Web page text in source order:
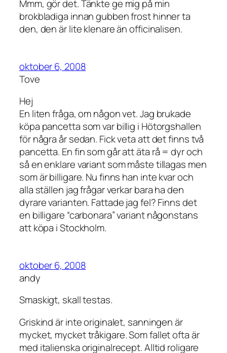
Mmm, gör det. Tänkte ge mig på min
brokbladiga innan gubben frost hinner ta
den, den är lite klenare än officinalisen.
oktober 6, 2008
Tove
Hej
En liten fråga, om någon vet. Jag brukade
köpa pancetta som var billig i Hötorgshallen
för några år sedan. Fick veta att det finns två
pancetta. En fin som går att äta rå = dyr och
så en enklare variant som måste tillagas men
som är billigare. Nu finns han inte kvar och
alla ställen jag frågar verkar bara ha den
dyrare varianten. Fattade jag fel? Finns det
en billigare “carbonara” variant någonstans
att köpa i Stockholm.
oktober 6, 2008
andy
Smaskigt, skall testas.
Griskind är inte originalet, sanningen är
mycket, mycket tråkigare. Som fallet ofta är
med italienska originalrecept. Alltid roligare